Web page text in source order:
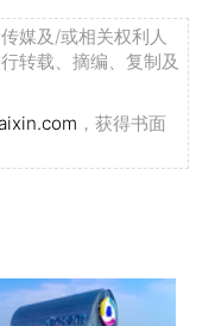
媒及/或相关权利人
转载、摘编、复制及
，获得书面